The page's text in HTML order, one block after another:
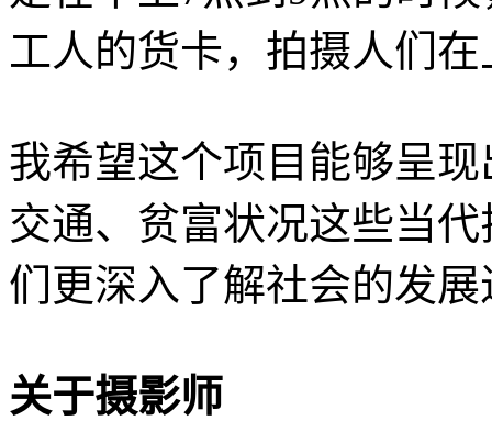
工人的货卡，拍摄人们
我希望这个项目能够呈
交通、贫富状况这些当
们更深入了解社会的发展
关于摄影师